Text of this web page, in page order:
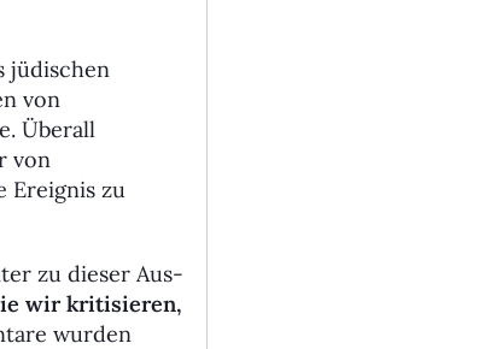
jüdischen
von
Überall
von
Ereignis zu
zu dieser Aus­
wir kritisieren,
wurden